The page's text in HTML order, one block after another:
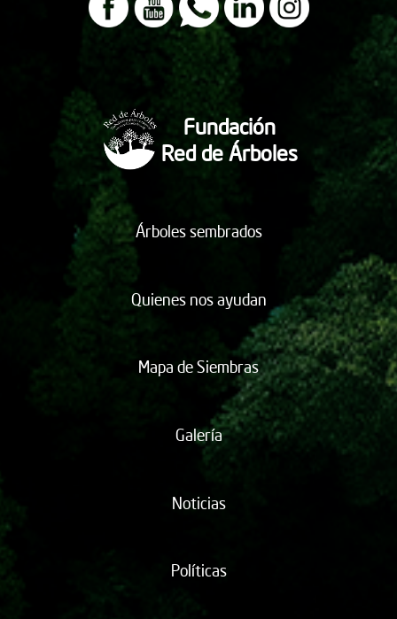
Fundación
Red de Árboles
Árboles sembrados
Quienes nos ayudan
Mapa de Siembras
Galería
Noticias
Políticas